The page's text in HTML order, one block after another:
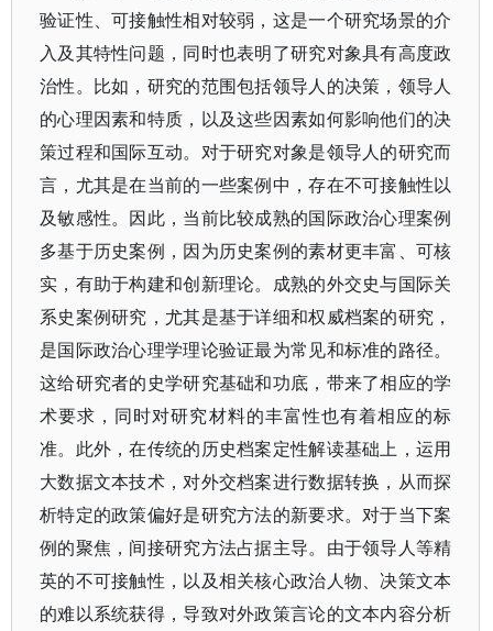
验证性、可接触性相对较弱，这是一个研究场景的介
入及其特性问题，同时也表明了研究对象具有高度政
治性。比如，研究的范围包括领导人的决策，领导人
的心理因素和特质，以及这些因素如何影响他们的决
策过程和国际互动。对于研究对象是领导人的研究而
言，尤其是在当前的一些案例中，存在不可接触性以
及敏感性。因此，当前比较成熟的国际政治心理案例
多基于历史案例，因为历史案例的素材更丰富、可核
实，有助于构建和创新理论。成熟的外交史与国际关
系史案例研究，尤其是基于详细和权威档案的研究，
是国际政治心理学理论验证最为常见和标准的路径。
这给研究者的史学研究基础和功底，带来了相应的学
术要求，同时对研究材料的丰富性也有着相应的标
准。此外，在传统的历史档案定性解读基础上，运用
大数据文本技术，对外交档案进行数据转换，从而探
析特定的政策偏好是研究方法的新要求。对于当下案
例的聚焦，间接研究方法占据主导。由于领导人等精
英的不可接触性，以及相关核心政治人物、决策文本
的难以系统获得，导致对外政策言论的文本内容分析